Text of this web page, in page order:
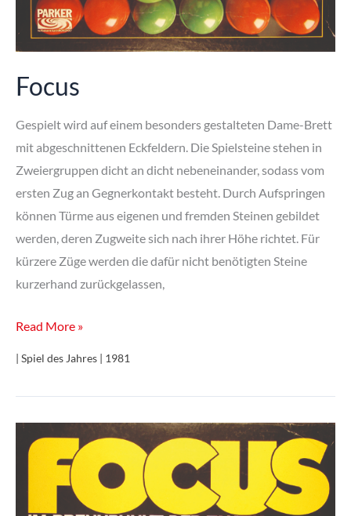
Focus
Gespielt wird auf einem besonders gestalteten Dame-Brett
mit abgeschnittenen Eckfeldern. Die Spielsteine stehen in
Zweiergruppen dicht an dicht nebeneinander, sodass vom
ersten Zug an Gegnerkontakt besteht. Durch Aufspringen
können Türme aus eigenen und fremden Steinen gebildet
werden, deren Zugweite sich nach ihrer Höhe richtet. Für
kürzere Züge werden die dafür nicht benötigten Steine
kurzerhand zurückgelassen,
Focus
Read More »
| Spiel des Jahres | 1981